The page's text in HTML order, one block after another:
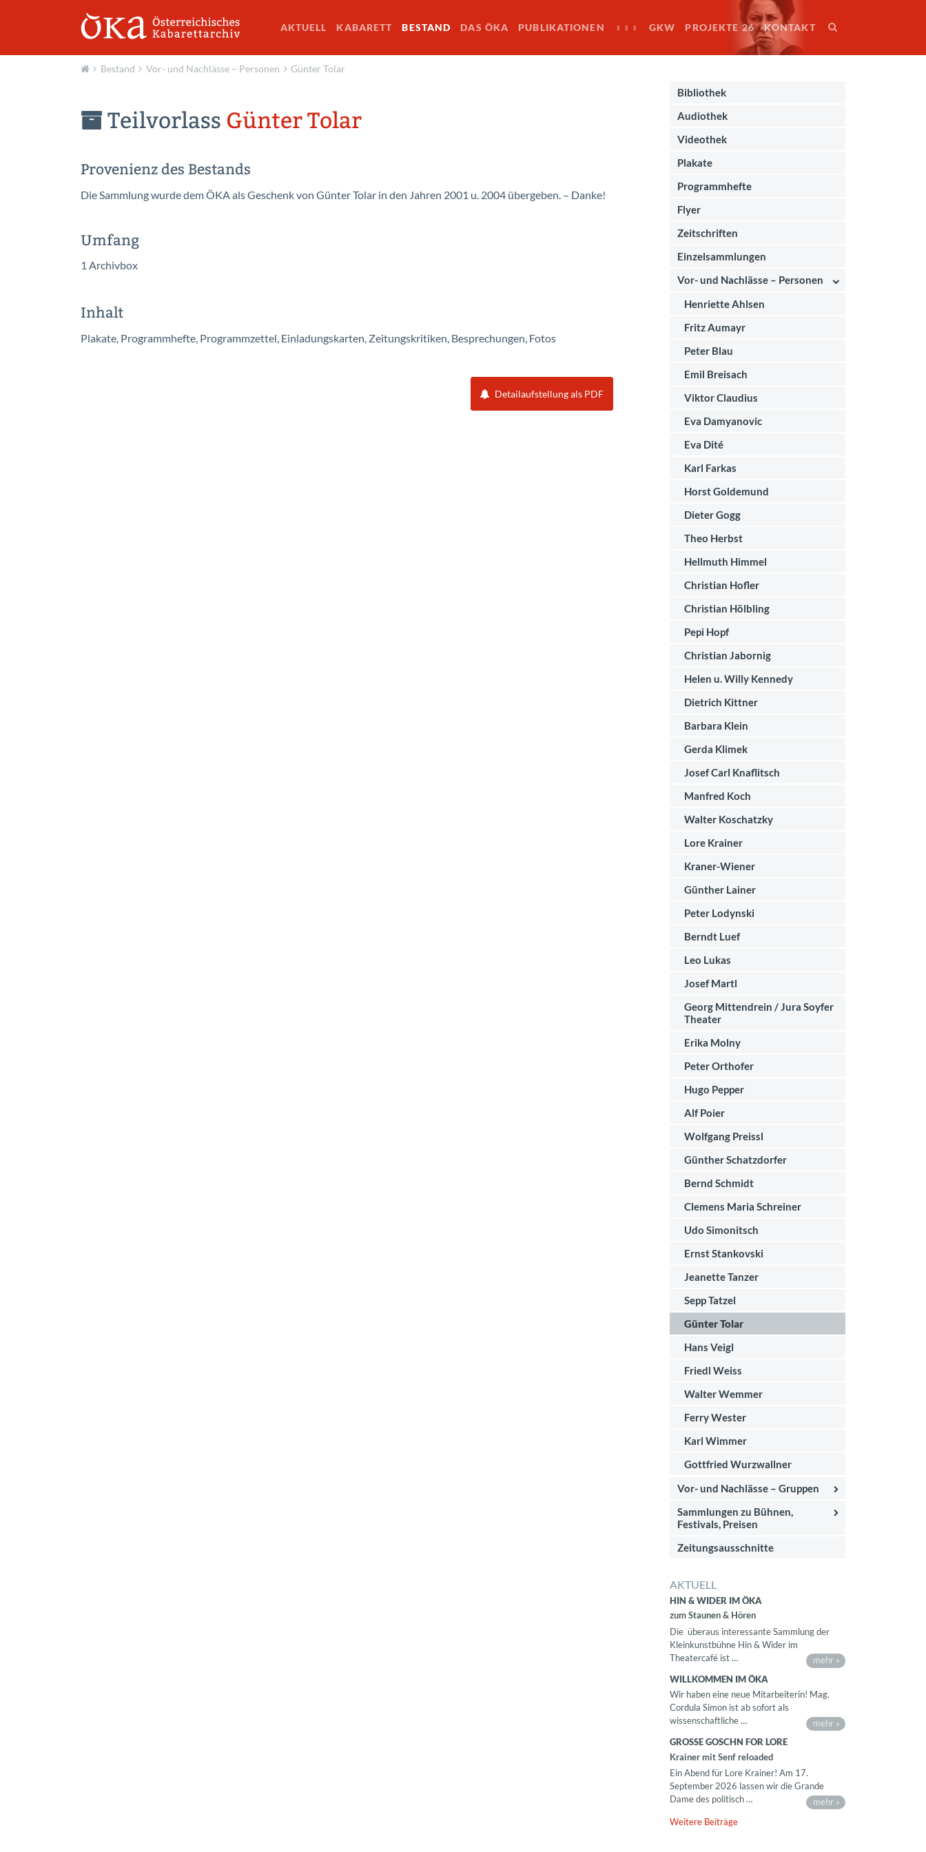
AKTUELL KABARETT BESTAND DAS ÖKA PUBLIKATIONEN ♀♀♀ GKW PROJEKTE 26 KONTAKT
Bestand Vor- und Nachlässe – Personen Günter Tolar
Teilvorlass Günter Tolar
Provenienz des Bestands
Die Sammlung wurde dem ÖKA als Geschenk von Günter Tolar in den Jahren 2001 u. 2004 übergeben. – Danke!
Umfang
1 Archivbox
Inhalt
Plakate, Programmhefte, Programmzettel, Einladungskarten, Zeitungskritiken, Besprechungen, Fotos
Detailaufstellung als PDF
Bibliothek
Audiothek
Videothek
Plakate
Programmhefte
Flyer
Zeitschriften
Einzelsammlungen
Vor- und Nachlässe – Personen
Henriette Ahlsen
Fritz Aumayr
Peter Blau
Emil Breisach
Viktor Claudius
Eva Damyanovic
Eva Dité
Karl Farkas
Horst Goldemund
Dieter Gogg
Theo Herbst
Hellmuth Himmel
Christian Hofler
Christian Hölbling
Pepi Hopf
Christian Jabornig
Helen u. Willy Kennedy
Dietrich Kittner
Barbara Klein
Gerda Klimek
Josef Carl Knaflitsch
Manfred Koch
Walter Koschatzky
Lore Krainer
Kraner-Wiener
Günther Lainer
Peter Lodynski
Berndt Luef
Leo Lukas
Josef Martl
Georg Mittendrein / Jura Soyfer
Theater
Erika Molny
Peter Orthofer
Hugo Pepper
Alf Poier
Wolfgang Preissl
Günther Schatzdorfer
Bernd Schmidt
Clemens Maria Schreiner
Udo Simonitsch
Ernst Stankovski
Jeanette Tanzer
Sepp Tatzel
Günter Tolar
Hans Veigl
Friedl Weiss
Walter Wemmer
Ferry Wester
Karl Wimmer
Gottfried Wurzwallner
Vor- und Nachlässe – Gruppen
Sammlungen zu Bühnen,
Festivals, Preisen
Zeitungsausschnitte
AKTUELL
HIN & WIDER IM ÖKA
zum Staunen & Hören
Die überaus interessante Sammlung der
Kleinkunstbühne Hin & Wider im
Theatercafé ist …
mehr »
WILLKOMMEN IM ÖKA
Wir haben eine neue Mitarbeiterin! Mag.
Cordula Simon ist ab sofort als
wissenschaftliche …
mehr »
GROSSE GOSCHN FOR LORE
Krainer mit Senf reloaded
Ein Abend für Lore Krainer! Am 17.
September 2026 lassen wir die Grande
Dame des politisch …
mehr »
Weitere Beiträge